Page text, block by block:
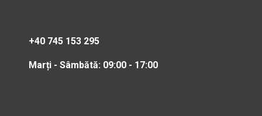
+40 745 153 295
Marți - Sâmbătă: 09:00 - 17:00